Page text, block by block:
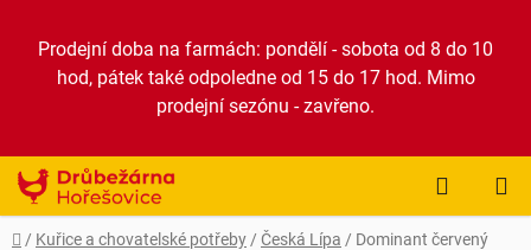
obsah
Prodejní doba na farmách: pondělí - sobota od 8 do 10
hod, pátek také odpoledne od 15 do 17 hod. Mimo
prodejní sezónu - zavřeno.
KOŠÍK
Domů
/ Kuřice a chovatelské potřeby / Česká Lípa / Dominant červený